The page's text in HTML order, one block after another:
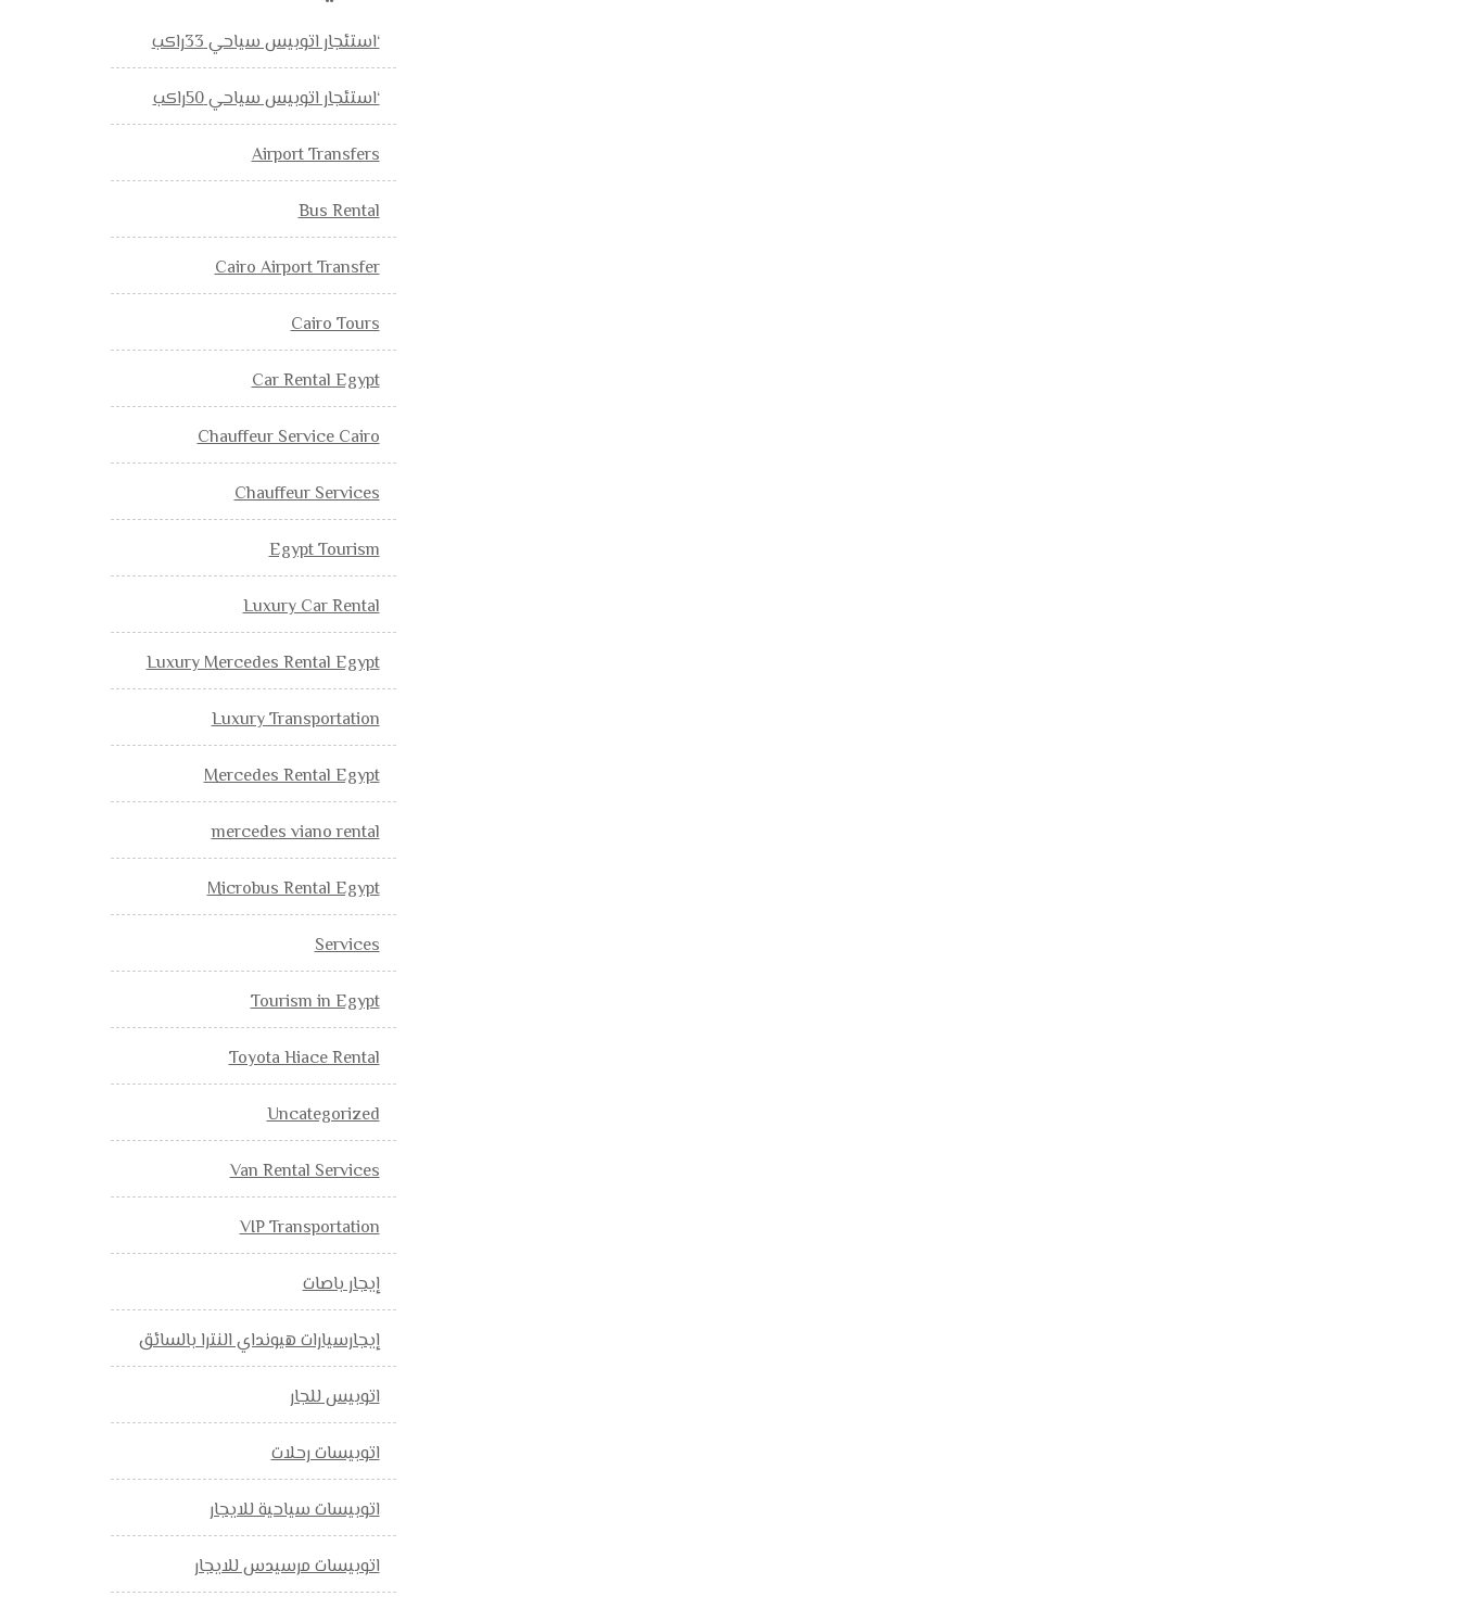
‘استئجار اتوبيس سياحي 33راكب
‘استئجار اتوبيس سياحي 50راكب
Airport Transfers
Bus Rental
Cairo Airport Transfer
Cairo Tours
Car Rental Egypt
Chauffeur Service Cairo
Chauffeur Services
Egypt Tourism
Luxury Car Rental
Luxury Mercedes Rental Egypt
Luxury Transportation
Mercedes Rental Egypt
mercedes viano rental
Microbus Rental Egypt
Services
Tourism in Egypt
Toyota Hiace Rental
Uncategorized
Van Rental Services
VIP Transportation
إيجار باصات
إيجارسيارات هيونداي النترا بالسائق
اتوبيس للجار
اتوبيسات رحلات
اتوبيسات سياحية للايجار
اتوبيسات مرسيدس للايجار